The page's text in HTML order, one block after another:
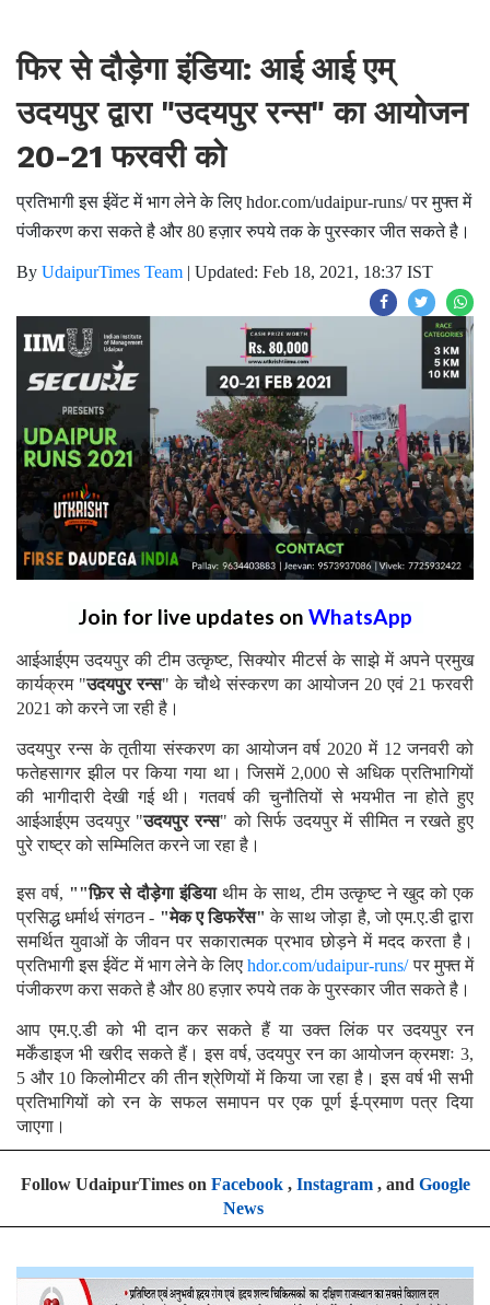
फिर से दौड़ेगा इंडिया: आई आई एम्
उदयपुर द्वारा "उदयपुर रन्स" का आयोजन
20-21 फरवरी को
प्रतिभागी इस ईवेंट में भाग लेने के लिए hdor.com/udaipur-runs/ पर मुफ्त में
पंजीकरण करा सकते है और 80 हज़ार रुपये तक के पुरस्कार जीत सकते है।
By UdaipurTimes Team | Updated: Feb 18, 2021, 18:37 IST
Join for live updates on WhatsApp
आईआईएम उदयपुर की टीम उत्कृष्ट, सिक्योर मीटर्स के साझे में अपने प्रमुख
कार्यक्रम "उदयपुर रन्स" के चौथे संस्करण का आयोजन 20 एवं 21 फरवरी
2021 को करने जा रही है।
उदयपुर रन्स के तृतीया संस्करण का आयोजन वर्ष 2020 में 12 जनवरी को
फतेहसागर झील पर किया गया था। जिसमें 2,000 से अधिक प्रतिभागियों
की भागीदारी देखी गई थी। गतवर्ष की चुनौतियों से भयभीत ना होते हुए
आईआईएम उदयपुर "उदयपुर रन्स" को सिर्फ उदयपुर में सीमित न रखते हुए
पुरे राष्ट्र को सम्मिलित करने जा रहा है।
इस वर्ष, ""फ़िर से दौड़ेगा इंडियाथीम के साथ, टीम उत्कृष्ट ने खुद को एक
प्रसिद्ध धर्मार्थ संगठन - "मेक ए डिफरेंस" के साथ जोड़ा है, जो एम.ए.डी द्वारा
समर्थित युवाओं के जीवन पर सकारात्मक प्रभाव छोड़ने में मदद करता है।
प्रतिभागी इस ईवेंट में भाग लेने के लिएhdor.com/udaipur-runs/पर मुफ्त में
पंजीकरण करा सकते है और 80 हज़ार रुपये तक के पुरस्कार जीत सकते है।
आप एम.ए.डी को भी दान कर सकते हैं या उक्त लिंक पर उदयपुर रन
मर्केंडाइज भी खरीद सकते हैं। इस वर्ष, उदयपुर रन का आयोजन क्रमशः 3,
5 और 10 किलोमीटर की तीन श्रेणियों में किया जा रहा है। इस वर्ष भी सभी
प्रतिभागियों को रन के सफल समापन पर एक पूर्ण ई-प्रमाण पत्र दिया
जाएगा।
Follow UdaipurTimes on Facebook, Instagram, and Google
News